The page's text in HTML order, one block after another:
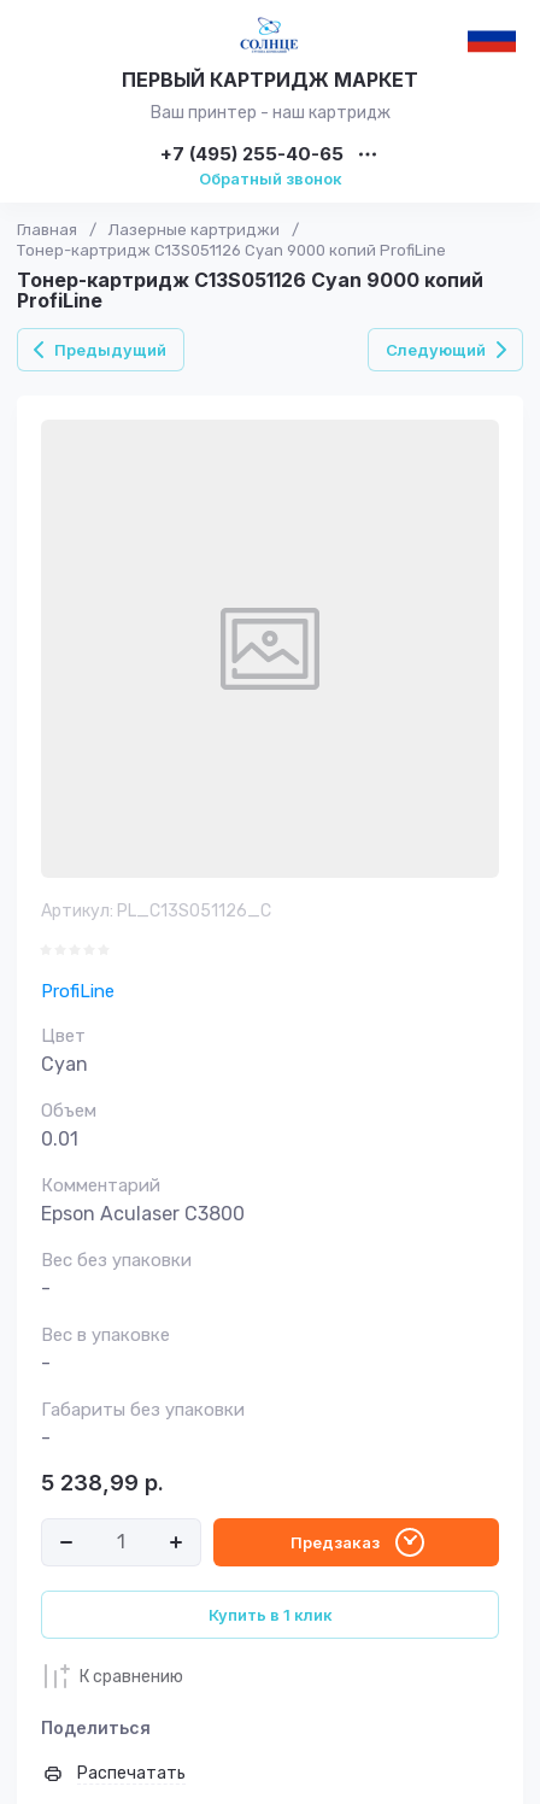
ПЕРВЫЙ КАРТРИДЖ МАРКЕТ
Ваш принтер - наш картридж
+7 (495) 255-40-65
Обратный звонок
Главная / Лазерные картриджи
/
Тонер-картридж C13S051126 Cyan 9000 копий ProfiLine
Тонер-картридж C13S051126 Cyan 9000 копий
ProfiLine
Предыдущий Следующий
Артикул: PL_C13S051126_C
ProfiLine
Цвет
Cyan
Объем
0.01
Комментарий
Epson Aculaser C3800
Вес без упаковки
-
Вес в упаковке
-
Габариты без упаковки
-
5 238,99 р.
Предзаказ
Купить в 1 клик
К сравнению
Поделиться
Распечатать